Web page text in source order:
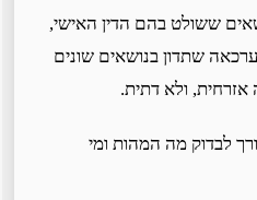
ששולט בהם הדין האישי,
שתדון בנושאים שונים
ולא דתית.
לבדוק מה המהות ומי